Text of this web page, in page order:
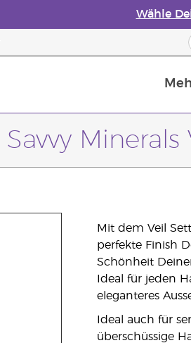
Wähle
Savvy
Mit dem Veil
perfekte Finish
Schönheit
Ideal für jeden
eleganteres
Ideal auch für
überschüssige